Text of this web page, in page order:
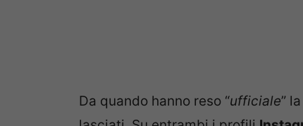
Da quando hanno reso “ufficiale”